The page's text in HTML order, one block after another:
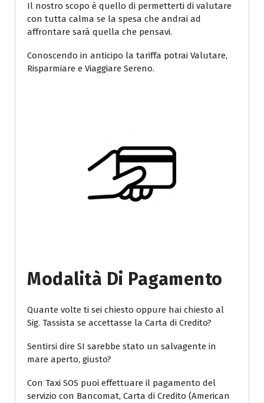
Il nostro scopo è quello di permetterti di valutare
con tutta calma se la spesa che andrai ad
affrontare sarà quella che pensavi.
Conoscendo in anticipo la tariffa potrai Valutare,
Risparmiare e Viaggiare Sereno.
Modalità Di Pagamento
Quante volte ti sei chiesto oppure hai chiesto al
Sig. Tassista se accettasse la Carta di Credito?
Sentirsi dire SI sarebbe stato un salvagente in
mare aperto, giusto?
Con Taxi SOS puoi effettuare il pagamento del
servizio con Bancomat, Carta di Credito (American